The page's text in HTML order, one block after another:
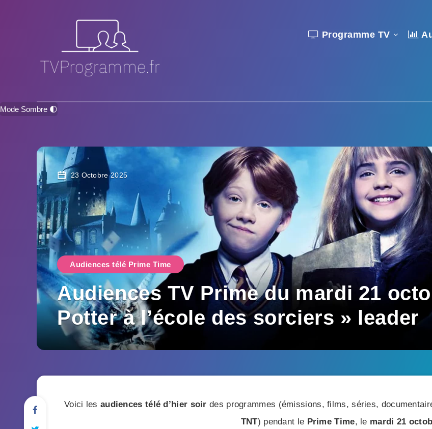
Programme TV
Mode Sombre 🌓
23 Octobre 2025
Audiences télé Prime Time
Audiences TV Prime du mardi 21
Potter à l’école des sorciers » leader
Voici les audiences télé d’hier soir des programmes (émissions, films, séries,
TNT) pendant le Prime Time, le mardi 21